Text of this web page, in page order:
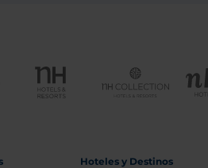
Hoteles y Destinos